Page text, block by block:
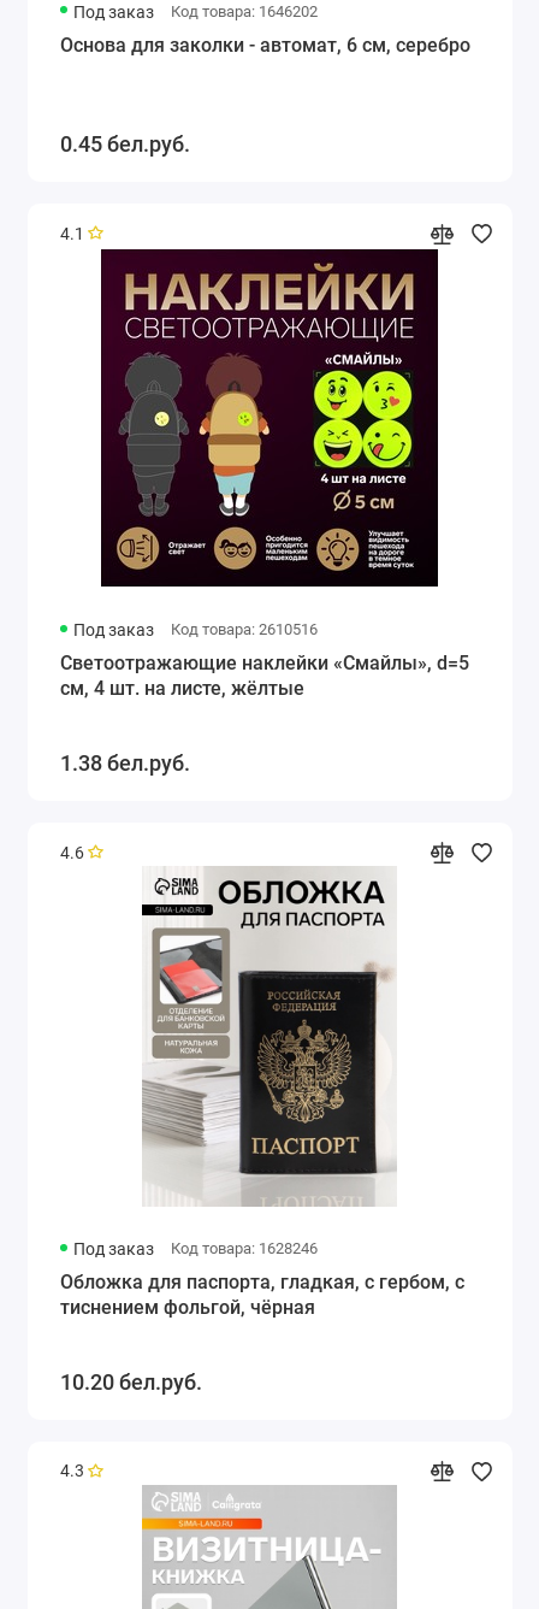
Под заказ Код товара: 1646202
Основа для заколки - автомат, 6 см, серебро
0.45 бел.руб.
4.1
Под заказ Код товара: 2610516
Светоотражающие наклейки «Смайлы», d=5
см, 4 шт. на листе, жёлтые
1.38 бел.руб.
4.6
Под заказ Код товара: 1628246
Обложка для паспорта, гладкая, с гербом, с
тиснением фольгой, чёрная
10.20 бел.руб.
4.3